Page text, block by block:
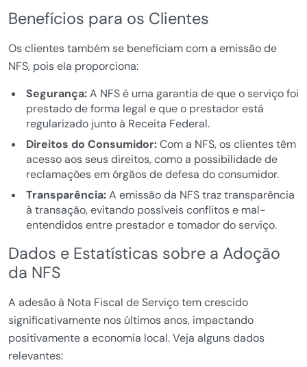
Benefícios para os Clientes
Os clientes também se beneficiam com a emissão de
NFS, pois ela proporciona:
Segurança:A NFS é uma garantia de que o serviço foi
prestado de forma legal e que o prestador está
regularizado junto à Receita Federal.
Direitos do Consumidor:Com a NFS, os clientes têm
acesso aos seus direitos, como a possibilidade de
reclamações em órgãos de defesa do consumidor.
Transparência:A emissão da NFS traz transparência
à transação, evitando possíveis conflitos e mal-
entendidos entre prestador e tomador do serviço.
Dados e Estatísticas sobre a Adoção
da NFS
A adesão à Nota Fiscal de Serviço tem crescido
significativamente nos últimos anos, impactando
positivamente a economia local. Veja alguns dados
relevantes: